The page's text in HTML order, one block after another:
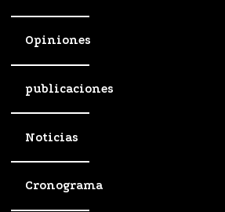
Opiniones
publicaciones
Noticias
Cronograma